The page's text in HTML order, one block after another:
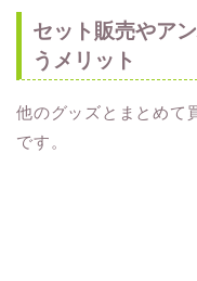
セット販売やア
うメリット
他のグッズとまとめて
です。